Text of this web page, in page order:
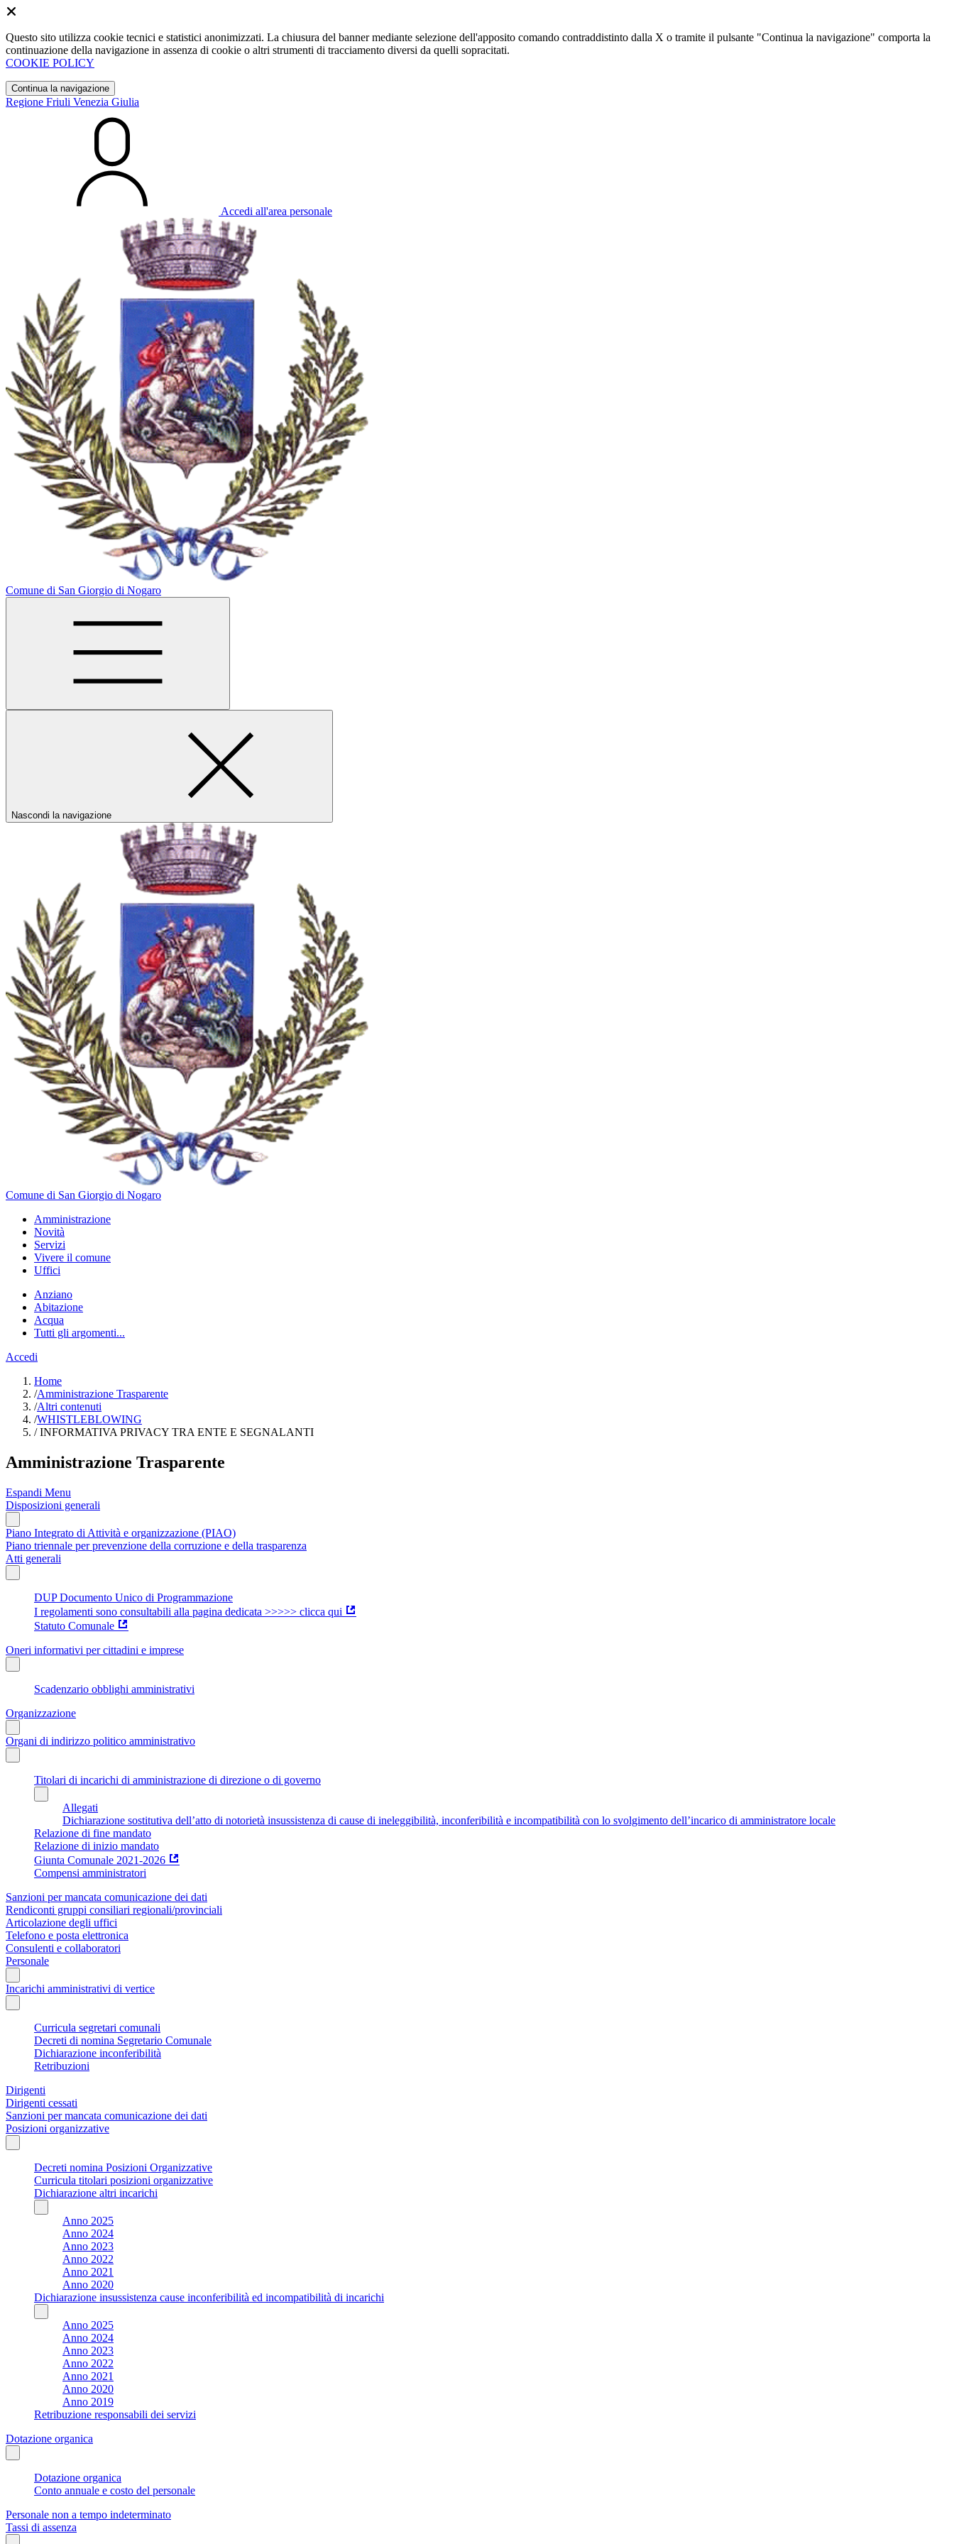
Questo sito utilizza cookie tecnici e statistici anonimizzati. La chiusura del banner mediante selezione dell'apposito comando contraddistinto dalla X o tramite il pulsante "Continua la navigazione" comporta la
continuazione della navigazione in assenza di cookie o altri strumenti di tracciamento diversi da quelli sopracitati.
COOKIE POLICY
Continua la navigazione
Regione Friuli Venezia Giulia
Accedi all'area personale
Comune di San Giorgio di Nogaro
Nascondi la navigazione
Comune di San Giorgio di Nogaro
Amministrazione
Novità
Servizi
Vivere il comune
Uffici
Anziano
Abitazione
Acqua
Tutti gli argomenti...
Accedi
Home
/Amministrazione Trasparente
/Altri contenuti
/WHISTLEBLOWING
/INFORMATIVA PRIVACY TRA ENTE E SEGNALANTI
Amministrazione Trasparente
Espandi Menu
Disposizioni generali
Piano Integrato di Attività e organizzazione (PIAO)
Piano triennale per prevenzione della corruzione e della trasparenza
Atti generali
DUP Documento Unico di Programmazione
I regolamenti sono consultabili alla pagina dedicata >>>>> clicca qui
Statuto Comunale
Oneri informativi per cittadini e imprese
Scadenzario obblighi amministrativi
Organizzazione
Organi di indirizzo politico amministrativo
Titolari di incarichi di amministrazione di direzione o di governo
Allegati
Dichiarazione sostitutiva dell’atto di notorietà insussistenza di cause di ineleggibilità, inconferibilità e incompatibilità con lo svolgimento dell’incarico di amministratore locale
Relazione di fine mandato
Relazione di inizio mandato
Giunta Comunale 2021-2026
Compensi amministratori
Sanzioni per mancata comunicazione dei dati
Rendiconti gruppi consiliari regionali/provinciali
Articolazione degli uffici
Telefono e posta elettronica
Consulenti e collaboratori
Personale
Incarichi amministrativi di vertice
Curricula segretari comunali
Decreti di nomina Segretario Comunale
Dichiarazione inconferibilità
Retribuzioni
Dirigenti
Dirigenti cessati
Sanzioni per mancata comunicazione dei dati
Posizioni organizzative
Decreti nomina Posizioni Organizzative
Curricula titolari posizioni organizzative
Dichiarazione altri incarichi
Anno 2025
Anno 2024
Anno 2023
Anno 2022
Anno 2021
Anno 2020
Dichiarazione insussistenza cause inconferibilità ed incompatibilità di incarichi
Anno 2025
Anno 2024
Anno 2023
Anno 2022
Anno 2021
Anno 2020
Anno 2019
Retribuzione responsabili dei servizi
Dotazione organica
Dotazione organica
Conto annuale e costo del personale
Personale non a tempo indeterminato
Tassi di assenza